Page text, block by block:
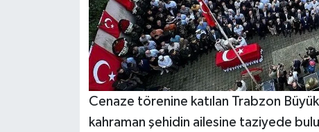
Cenaze törenine katılan Trabzon
kahraman şehidin ailesine taziyede